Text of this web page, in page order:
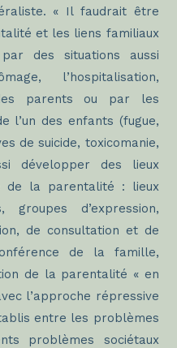
« Il faudrait être
et les liens familiaux
des situations aussi
l’hospitalisation,
parents ou par les
l’un des enfants (fugue,
de suicide, toxicomanie,
développer des lieux
de la parentalité : lieux
groupes d’expression,
de consultation et de
de la famille,
de la parentalité « en
l’approche répressive
entre les problèmes
problèmes sociétaux